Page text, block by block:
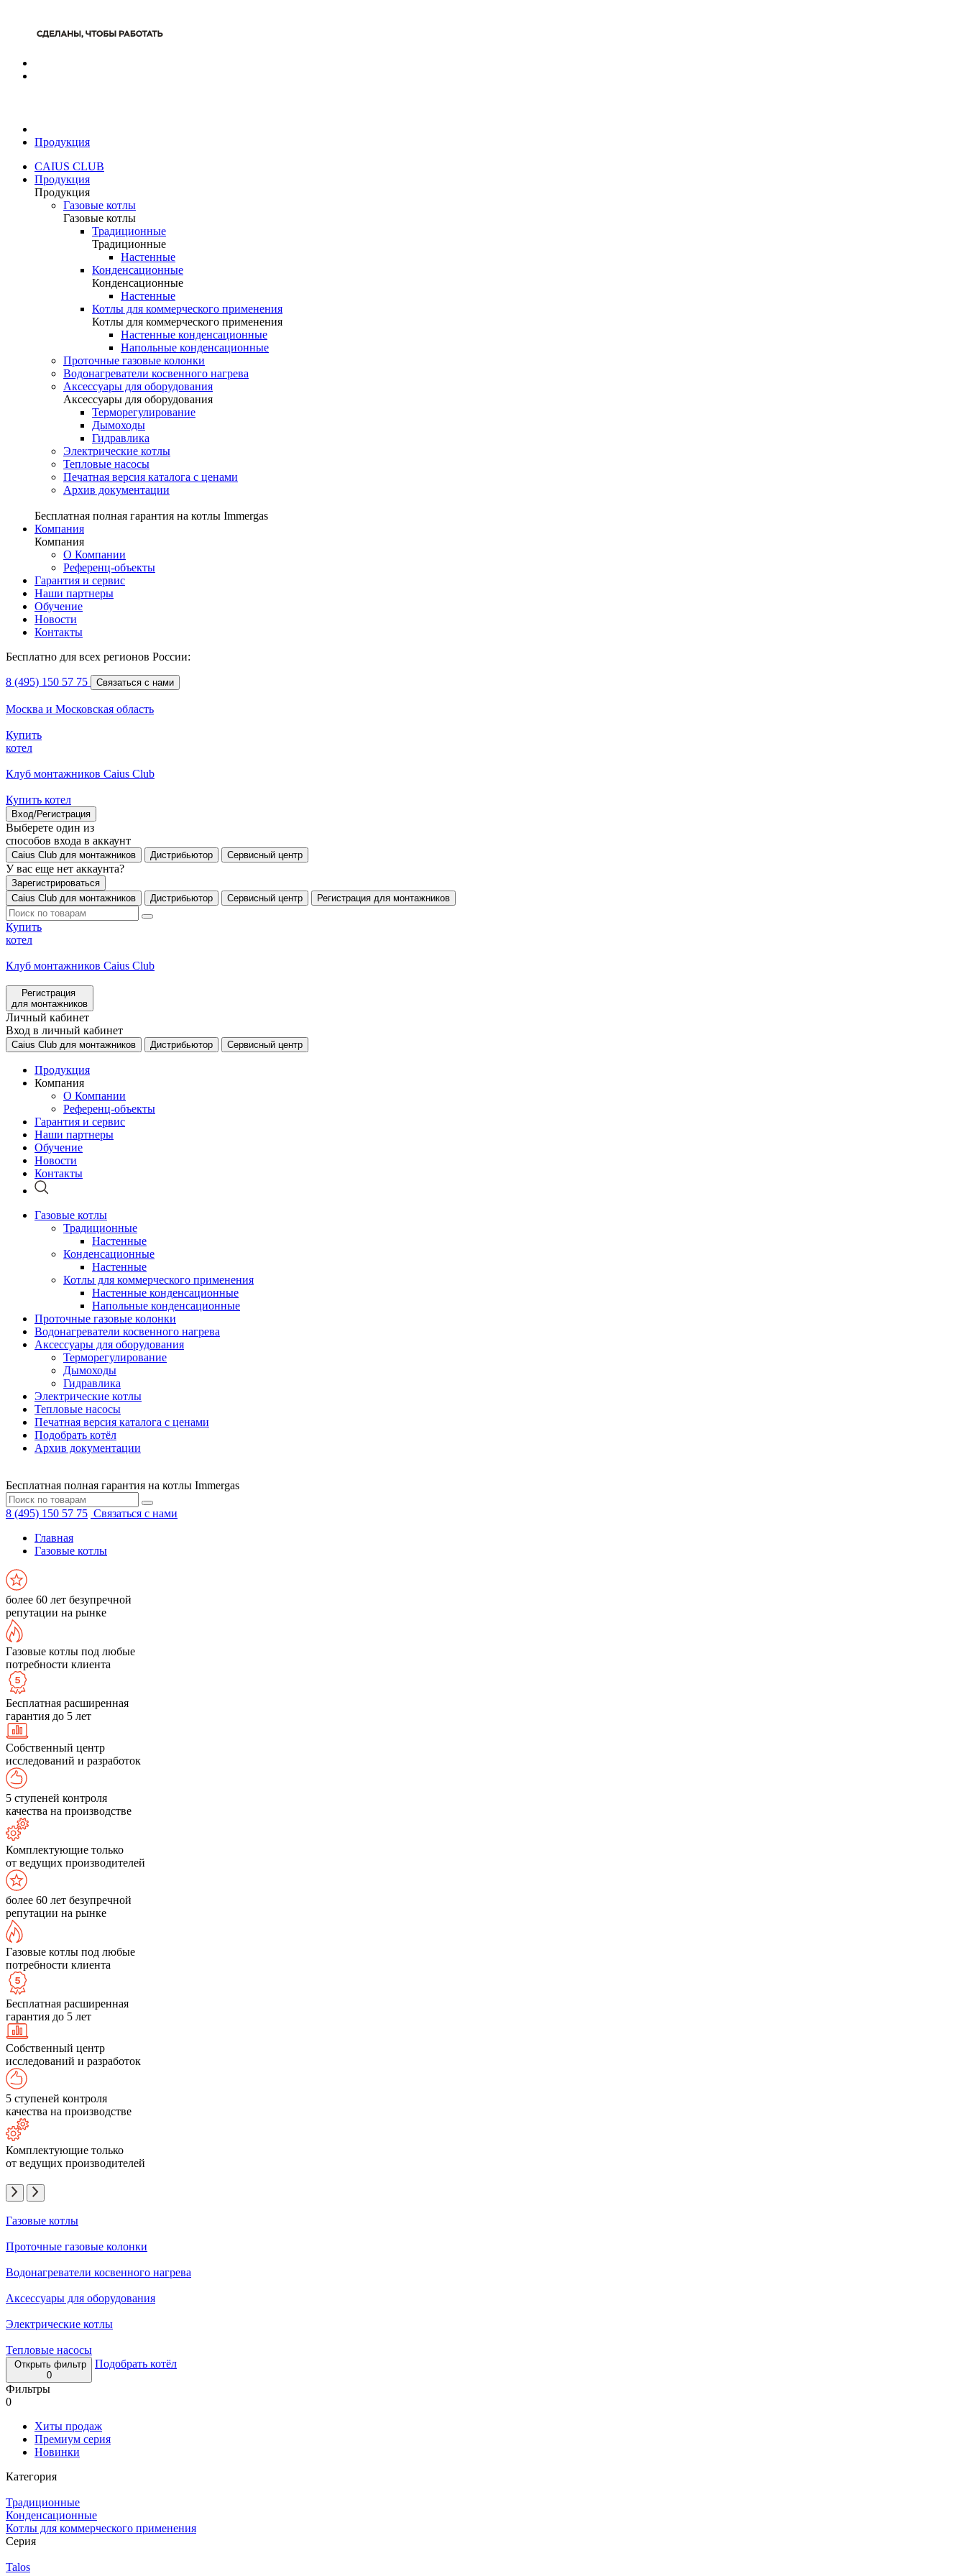
Продукция
CAIUS CLUB
Продукция
Продукция
Газовые котлы
Газовые котлы
Традиционные
Традиционные
Настенные
Конденсационные
Конденсационные
Настенные
Котлы для коммерческого применения
Котлы для коммерческого применения
Настенные конденсационные
Напольные конденсационные
Проточные газовые колонки
Водонагреватели косвенного нагрева
Аксессуары для оборудования
Аксессуары для оборудования
Терморегулирование
Дымоходы
Гидравлика
Электрические котлы
Тепловые насосы
Печатная версия каталога с ценами
Архив документации
Бесплатная полная гарантия на котлы Immergas
Компания
Компания
О Компании
Референц-объекты
Гарантия и сервис
Наши партнеры
Обучение
Новости
Контакты
Бесплатно для всех регионов России:
8 (495) 150 57 75 Связаться с нами
Москва и Московская область
Купить
котел
Клуб монтажников Caius Club
Купить котел
Вход/Регистрация
Выберете один из
способов входа в аккаунт
Caius Club для монтажников Дистрибьютор Сервисный центр
У вас еще нет аккаунта?
Зарегистрироваться
Caius Club для монтажников
Дистрибьютор Сервисный центр Регистрация для монтажников
Купить
котел
Клуб монтажников Caius Club
Регистрация
для монтажников
Личный кабинет
Вход в личный кабинет
Caius Club для монтажников Дистрибьютор Сервисный центр
Продукция
Компания
О Компании
Референц-объекты
Гарантия и сервис
Наши партнеры
Обучение
Новости
Контакты
Газовые котлы
Традиционные
Настенные
Конденсационные
Настенные
Котлы для коммерческого применения
Настенные конденсационные
Напольные конденсационные
Проточные газовые колонки
Водонагреватели косвенного нагрева
Аксессуары для оборудования
Терморегулирование
Дымоходы
Гидравлика
Электрические котлы
Тепловые насосы
Печатная версия каталога с ценами
Подобрать котёл
Архив документации
Бесплатная полная гарантия на котлы Immergas
8 (495) 150 57 75 Связаться с нами
Главная
Газовые котлы
более 60 лет безупречной
репутации на рынке
Газовые котлы под любые
потребности клиента
Бесплатная расширенная
гарантия до 5 лет
Собственный центр
исследований и разработок
5 ступеней контроля
качества на производстве
Комплектующие только
от ведущих производителей
более 60 лет безупречной
репутации на рынке
Газовые котлы под любые
потребности клиента
Бесплатная расширенная
гарантия до 5 лет
Собственный центр
исследований и разработок
5 ступеней контроля
качества на производстве
Комплектующие только
от ведущих производителей
Газовые котлы
Проточные газовые колонки
Водонагреватели косвенного нагрева
Аксессуары для оборудования
Электрические котлы
Тепловые насосы
Открыть фильтр
0
Подобрать котёл
Фильтры
0
Хиты продаж
Премиум серия
Новинки
Категория
Традиционные
Конденсационные
Котлы для коммерческого применения
Серия
Talos